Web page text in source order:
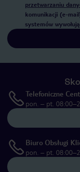
przetwarzaniu
komunikacji (e-
systemów
Telefoniczne
pon. – pt.
Biuro Obsługi
pon. – pt.